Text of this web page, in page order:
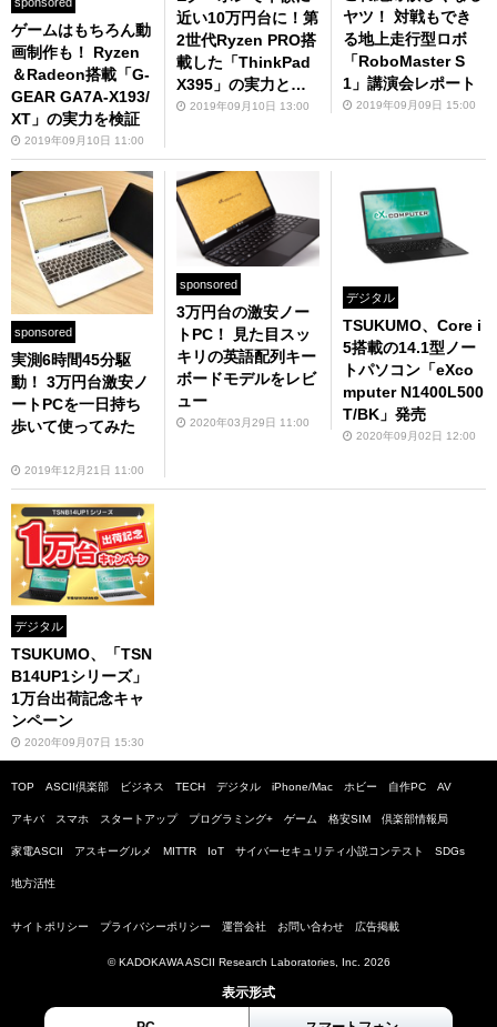
ゲームはもちろん動
画制作も！ Ryzen
＆Radeon搭載「G-
GEAR GA7A-X193/
XT」の実力を検証
2019年09月10日 11:00
近い10万円台に！第
2世代Ryzen PRO搭
載した「ThinkPad
X395」の実力と
は？2019年09月10日 13:00
ヤツ！ 対戦もでき
る地上走行型ロボ
「RoboMaster S
1」講演会レポート
2019年09月09日 15:00
sponsored
実測6時間45分駆
動！ 3万円台激安ノ
ートPCを一日持ち
歩いて使ってみた
2019年12月21日 11:00
sponsored
3万円台の激安ノー
トPC！ 見た目スッ
キリの英語配列キー
ボードモデルをレビ
ュー
2020年03月29日 11:00
デジタル
TSUKUMO、Core i
5搭載の14.1型ノー
トパソコン「eXco
mputer N1400L500
T/BK」発売
2020年09月02日 12:00
デジタル
TSUKUMO、「TSN
B14UP1シリーズ」
1万台出荷記念キャ
ンペーン
2020年09月07日 15:30
TOP ASCII倶楽部 ビジネス TECH デジタル iPhone/Mac ホビー 自作PC AV
アキバ スマホ スタートアップ プログラミング+ ゲーム 格安SIM 倶楽部情報局
家電ASCII アスキーグルメ MITTR IoT サイバーセキュリティ小説コンテスト SDGs
地方活性
サイトポリシー プライバシーポリシー 運営会社 お問い合わせ 広告掲載
© KADOKAWA ASCII Research Laboratories, Inc. 2026
表示形式